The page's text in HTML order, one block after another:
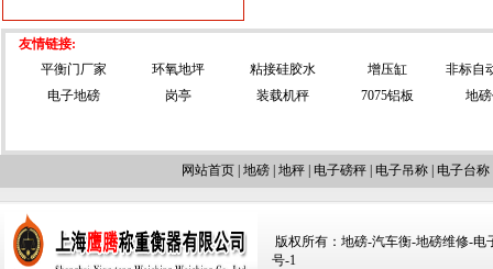
友情链接:
平衡门厂家
环氧地坪 粘接硅胶水 增压缸
非标自
电子地磅
岗亭 装载机秤 7075铝板 地
网站首页 地磅 地秤 电子磅秤 电子吊称 电子台称
版权所有：地磅-汽车衡-地磅维修-电
号-1